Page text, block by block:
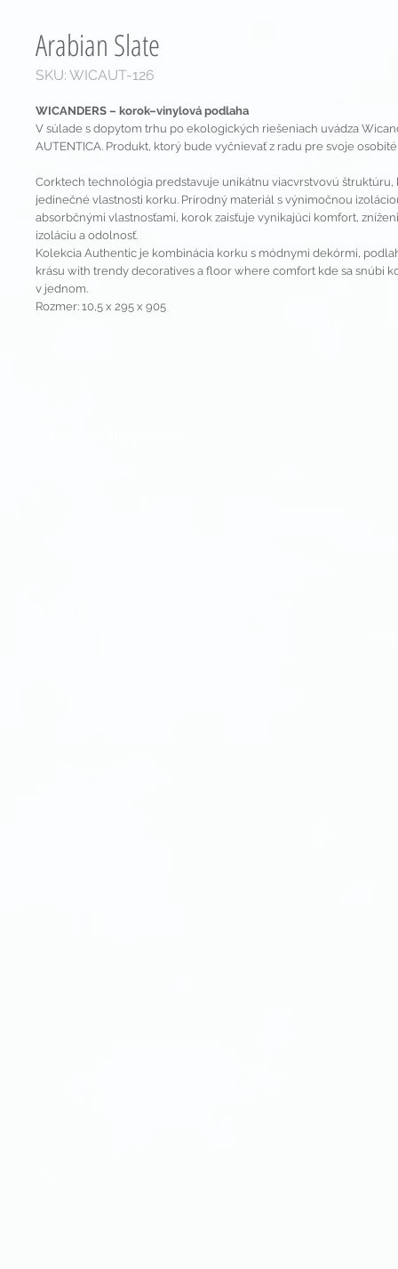
Arabian Slate
SKU: WICAUT-126
WICANDERS – korok–vinylová podlaha
V súlade s dopytom trhu po ekologických riešeniach uvádza
AUTENTICA. Produkt, ktorý bude vyčnievať z radu pre svoje
Corktech technológia predstavuje unikátnu viacvrstvovú štruktúru,
jedinečné vlastnosti korku. Prírodný materiál s výnimočnou
absorbčnými vlastnosťami, korok zaisťuje vynikajúci komfort,
izoláciu a odolnosť.
Kolekcia Authentic je kombinácia korku s módnymi dekórmi,
krásu with trendy decoratives a floor where comfort kde sa snúbi
v jednom.
Rozmer: 10,5 x 295 x 905